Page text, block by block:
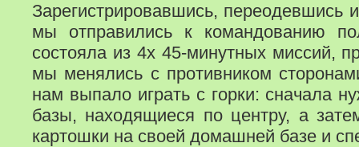
Зарегистрировавшись, переодевшись
мы отправились к командованию
состояла из 4х 45-минутных миссий,
мы менялись с противником
нам выпало играть с горки: сначала
базы, находящиеся по центру, а
картошки на своей домашней базе и